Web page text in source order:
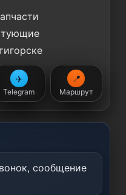
✈️
Telegram
📍
Маршрут
сообщение